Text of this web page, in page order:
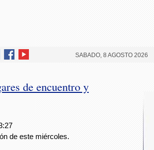
SABADO, 8 AGOSTO 2026
de encuentro y
de este miércoles.